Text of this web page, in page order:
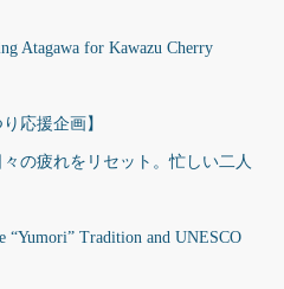
Atagawa for Kawazu Cherry
応援企画】
疲れをリセット。忙しい二人
“Yumori” Tradition and UNESCO